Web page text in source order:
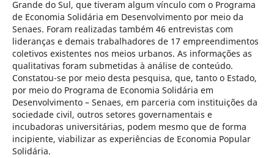
Grande do Sul, que tiveram algum vínculo com o Programa
de Economia Solidária em Desenvolvimento por meio da
Senaes. Foram realizadas também 46 entrevistas com
lideranças e demais trabalhadores de 17 empreendimentos
coletivos existentes nos meios urbanos. As informações as
qualitativas foram submetidas à análise de conteúdo.
Constatou-se por meio desta pesquisa, que, tanto o Estado,
por meio do Programa de Economia Solidária em
Desenvolvimento – Senaes, em parceria com instituições da
sociedade civil, outros setores governamentais e
incubadoras universitárias, podem mesmo que de forma
incipiente, viabilizar as experiências de Economia Popular
Solidária.